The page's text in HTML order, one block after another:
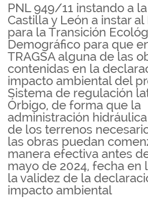
PNL 949/11 instando a
Castilla y León a instar
para la Transición
Demográfico para que
TRAGSA alguna de las
contenidas en la
impacto ambiental del
Sistema de regulación
Órbigo, de forma que la
administración
de los terrenos
las obras puedan
manera efectiva antes
mayo de 2024, fecha en
la validez de la
impacto ambiental